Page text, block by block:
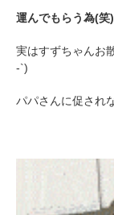
運んでもらう為(笑)
実はすずちゃんお
-`)
パパさんに促され